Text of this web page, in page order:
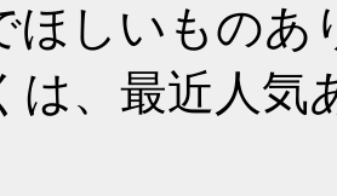
ほしいものあ
は、最近人気